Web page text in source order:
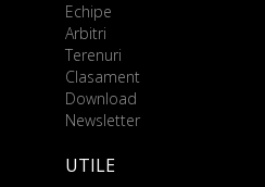
Echipe
Arbitri
Terenuri
Clasament
Download
Newsletter
UTILE